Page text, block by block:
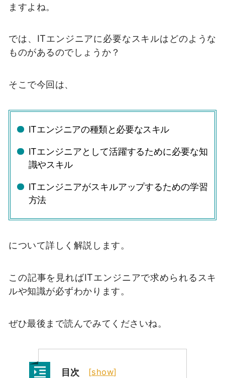
ますよね。
では、ITエンジニアに必要なスキルはどのような
ものがあるのでしょうか？
そこで今回は、
ITエンジニアの種類と必要なスキル
ITエンジニアとして活躍するために必要な知
識やスキル
ITエンジニアがスキルアップするための学習
方法
について詳しく解説します。
この記事を見ればITエンジニアで求められるスキ
ルや知識が必ずわかります。
ぜひ最後まで読んでみてくださいね。
目次 [show]